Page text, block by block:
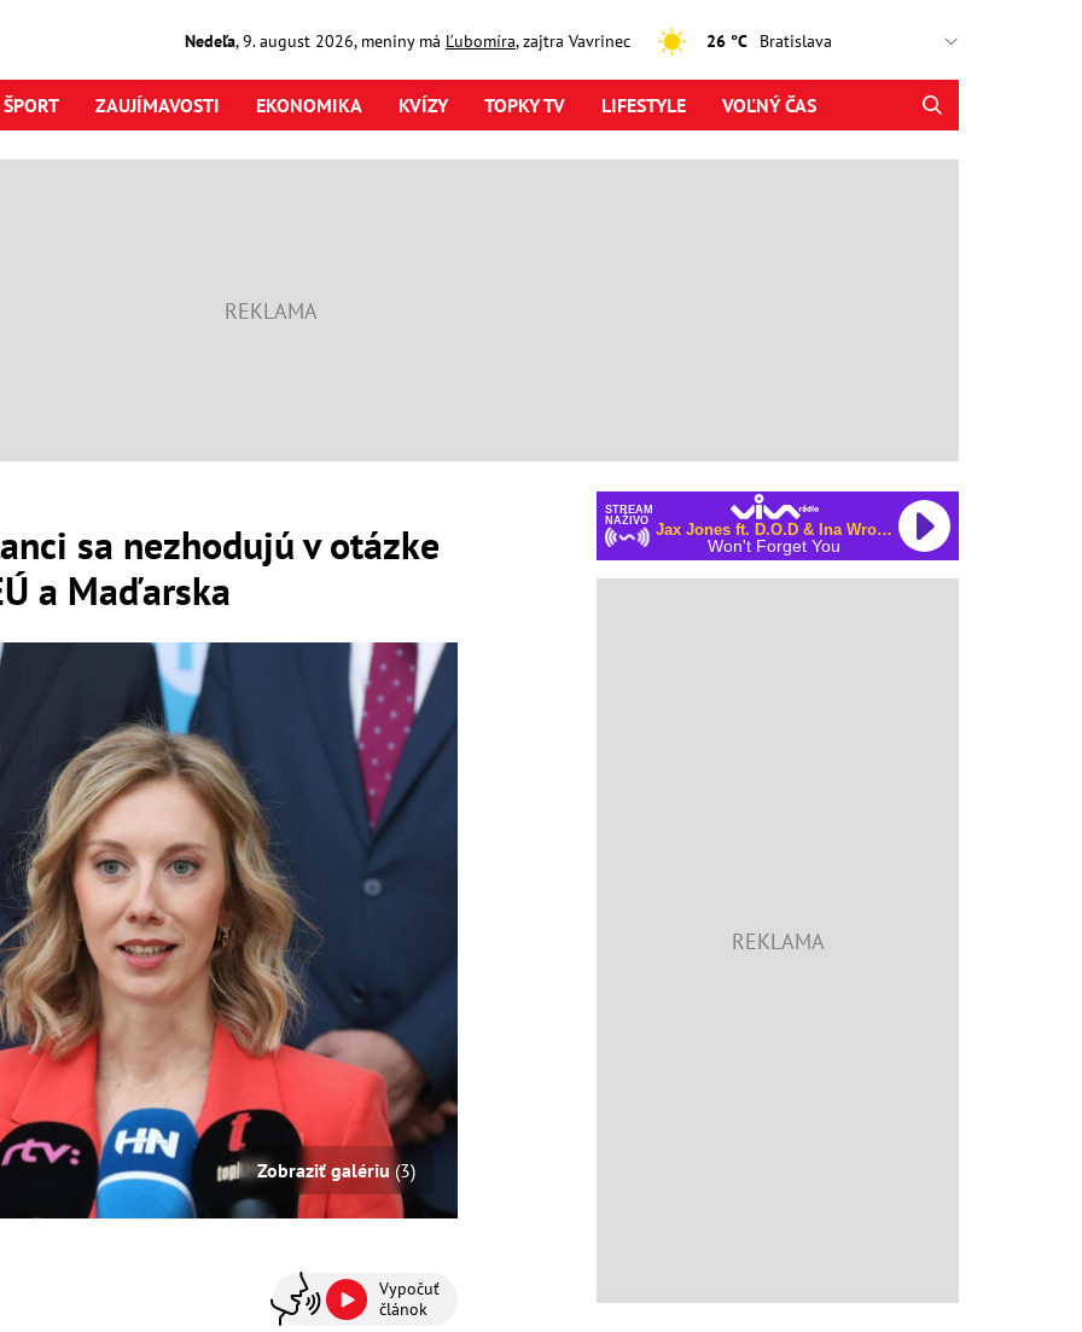
Nedeľa,9. august2026, meniny má Ľubomíra, zajtra Vavrinec 26 °C
ŠPORT ZAUJÍMAVOSTI EKONOMIKA KVÍZY TOPKY TV LIFESTYLE VOĽNÝ ČAS
sa nezhodujú v otázke
a Maďarska
Zobraziť galériu (3)
Vypočuť
článok
STREAM
NAŽIVO
Jax Jones ft. D.O.D & Ina Wroldsen
Won't Forget You